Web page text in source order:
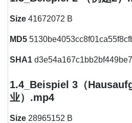
Size 41672072 B
MD5
SHA1
1.4_Beispiel 3（
业）.mp4
Size 28965152 B